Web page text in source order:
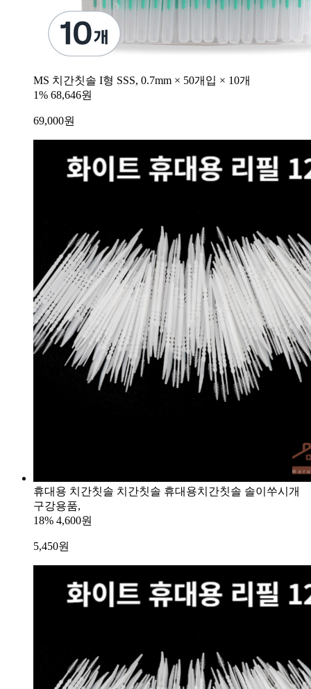
MS 치간칫솔 I형 SSS, 0.7mm × 50개입 × 10개
1% 68,646원
69,000원
휴대용 치간칫솔 치간칫솔 휴대용치간칫솔 솔이쑤시개
구강용품,
18% 4,600원
5,450원